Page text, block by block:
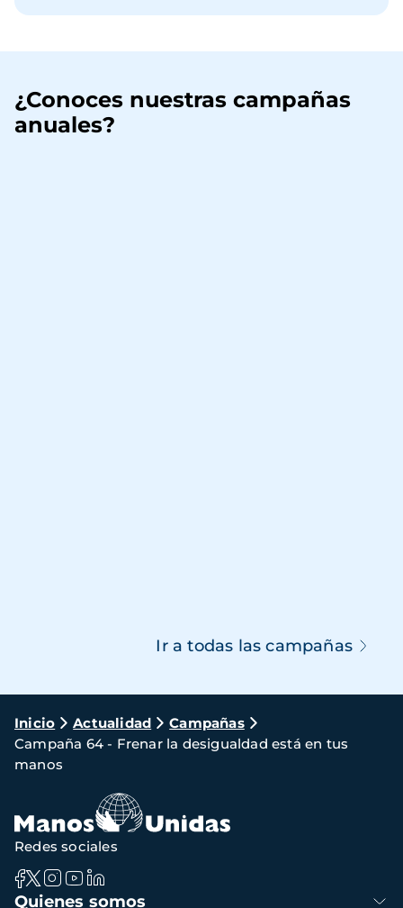
¿Conoces nuestras campañas
anuales?
Ir a todas las campañas
Ruta
de
navegación
Inicio Actualidad
Campañas
Campaña 64 - Frenar la desigualdad está en tus
manos
Navegación
Quienes somos
Redes sociales